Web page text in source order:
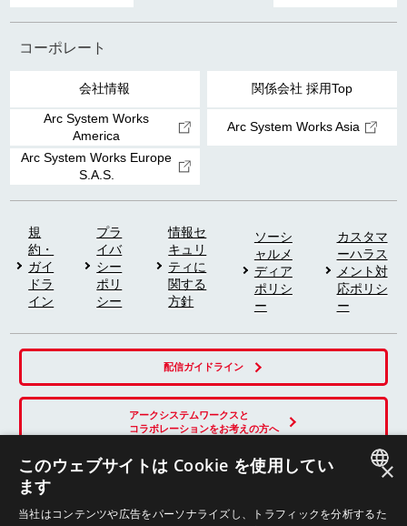
コーポレート
会社情報 関係会社 採用Top
Arc System Works
America
Arc System Works Asia
Arc System Works Europe
S.A.S.
規
約・
ガイ
ドラ
イン
プラ
イバ
シー
ポリ
シー
情報セ
キュリ
ティに
関する
方針
ソーシ
ャルメ
ディア
ポリシ
ー
カスタマ
ーハラス
メント対
応ポリシ
ー
配信ガイドライン
アークシステムワークスと
コラボレーションをお考えの方へ
SNS
×
このウェブサイトは Cookie を使用してい
ます
当社はコンテンツや広告をパーソナライズし、トラフィックを分析するた